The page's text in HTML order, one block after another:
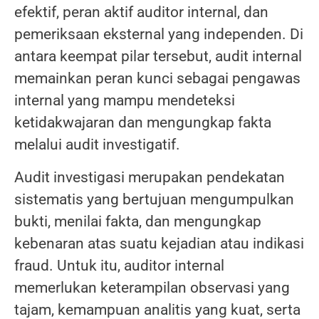
efektif, peran aktif auditor internal, dan
pemeriksaan eksternal yang independen. Di
antara keempat pilar tersebut, audit internal
memainkan peran kunci sebagai pengawas
internal yang mampu mendeteksi
ketidakwajaran dan mengungkap fakta
melalui audit investigatif.
Audit investigasi merupakan pendekatan
sistematis yang bertujuan mengumpulkan
bukti, menilai fakta, dan mengungkap
kebenaran atas suatu kejadian atau indikasi
fraud. Untuk itu, auditor internal
memerlukan keterampilan observasi yang
tajam, kemampuan analitis yang kuat, serta